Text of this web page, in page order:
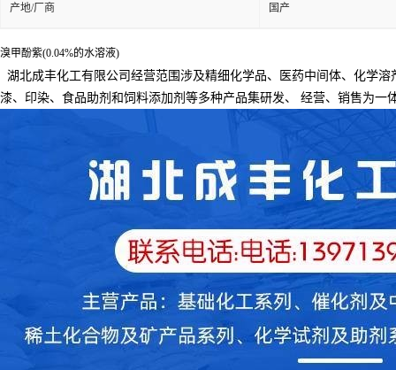
产地/厂商 国产
溴甲酚紫(0.04%的水溶液)
湖北成丰化工有限公司经营范围涉及精细化学品、医药中间体、化学
漆、印染、食品助剂和饲料添加剂等多种产品集研发、
经营、销售为一